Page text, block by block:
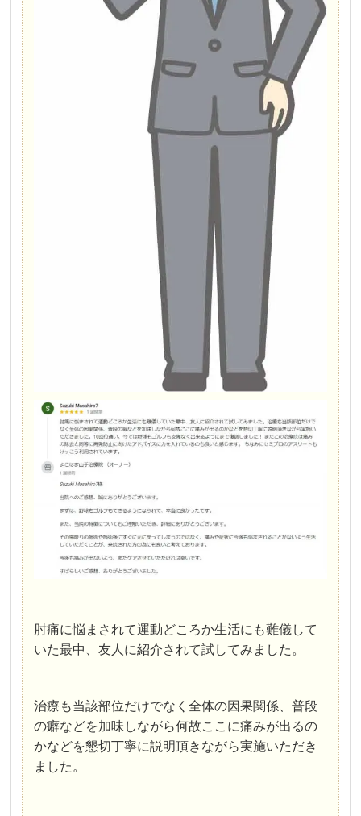
肘痛に悩まされて運動どころか生活にも難儀して
いた最中、友人に紹介されて試してみました。
治療も当該部位だけでなく全体の因果関係、普段
の癖などを加味しながら何故ここに痛みが出るの
かなどを懇切丁寧に説明頂きながら実施いただき
ました。